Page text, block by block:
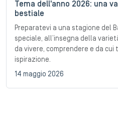
Tema dell'anno 2026: una
bestiale
Preparatevi a una stagione del
speciale, all’insegna della
da vivere, comprendere e da cui
ispirazione.
14 maggio 2026